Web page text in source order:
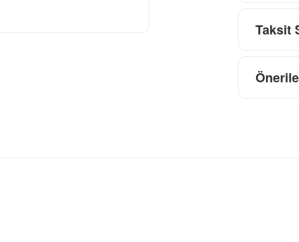
Taksit